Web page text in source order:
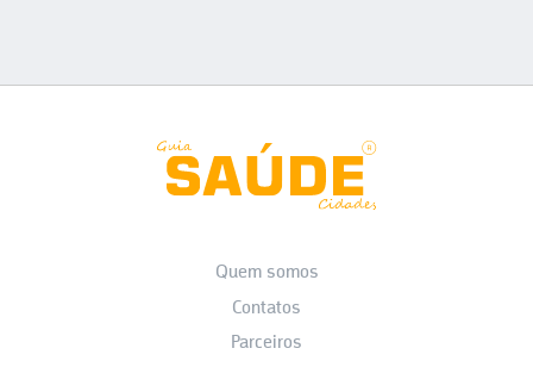
Quem somos
Contatos
Parceiros